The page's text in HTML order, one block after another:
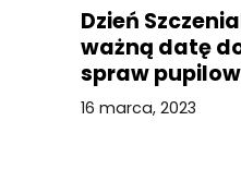
Dzień
ważną datę
spraw
16 marca, 2023